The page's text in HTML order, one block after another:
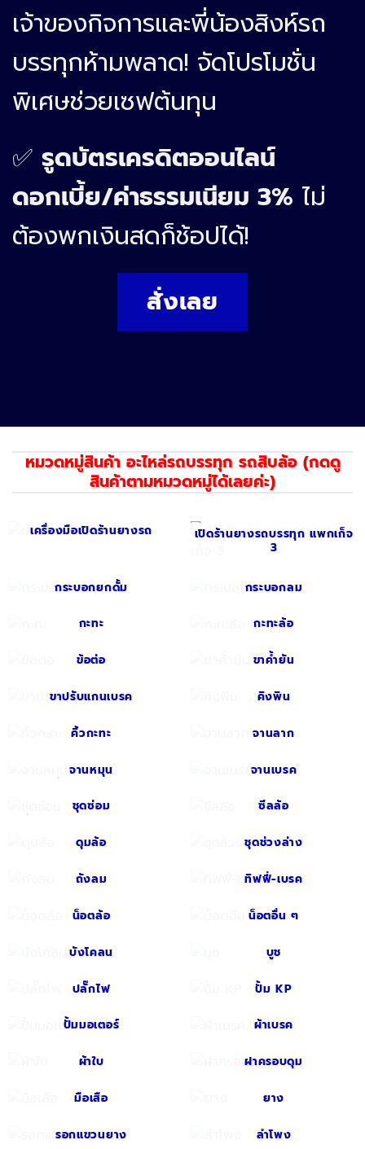
เจ้าของกิจการและพี่น้องสิงห์รถ
บรรทุกห้ามพลาด! จัดโปรโมชั่น
พิเศษช่วยเซฟต้นทุน
✅ รูดบัตรเครดิตออนไลน์
ดอกเบี้ย/ค่าธรรมเนียม 3% ไม่
ต้องพกเงินสดก็ช้อปได้!
สั่งเลย
หมวดหมู่สินค้า อะไหล่รถบรรทุก รถสิบล้อ (กดดู
สินค้าตามหมวดหมู่ได้เลยค่ะ)
เครื่องมือเปิดร้านยางรถ
เปิดร้านยางรถบรรทุก แพกเก็จ
3
กระบอกยกดั้ม กระบอกลม
กะทะ กะทะล้อ
ข้อต่อ ขาค้ำยัน
ขาปรับแกนเบรค คิงพิน
คิ้วกะทะ จานลาก
จานหมุน จานเบรค
ชุดซ่อม ซีลล้อ
ดุมล้อ ชุดช่วงล่าง
ถังลม ทิฟฟี่-เบรค
น็อตล้อ น็อตอื่น ๆ
บังโคลน บูช
ปลั๊กไฟ ปั้ม KP
ปั้มมอเตอร์ ผ้าเบรค
ผ้าใบ ฝาครอบดุม
มือเสือ ยาง
รอกแขวนยาง ลำโพง